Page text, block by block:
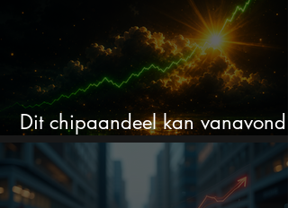
Dit chipaandeel kan vanavond
flink bewegen